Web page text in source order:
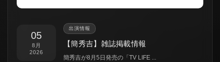
05
8月
2026
出演情報
【簡秀吉】雑誌掲載情報
簡秀吉が8月5日発売の「TV LIFE ...